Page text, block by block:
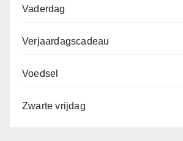
Vaderdag
Verjaardagscadeau
Voedsel
Zwarte vrijdag